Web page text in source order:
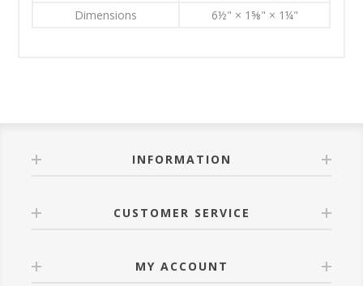
Dimensions
6½" × 1⅝" × 1¼"
INFORMATION
CUSTOMER SERVICE
MY ACCOUNT